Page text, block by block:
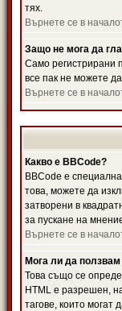
тях.
Върнете се в
Защо не мога да
Само регистрирани
все пак не можете
Върнете се в
Какво е BBCode?
BBCode е
това, можете да
затворени в
за пускане на
Върнете се в
Мога ли да ползвам
Това също се
HTML е разрешен,
тагове, които